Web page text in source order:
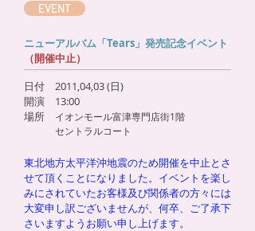
EVENT
ニューアルバム「Tears」発売記念イベント
（開催中止）
日付 2011,04,03 (日)
開演 13:00
場所
イオンモール富津専門店街1階
セントラルコート
東北地方太平洋沖地震のため開催を中止とさ
せて頂くことになりました。イベントを楽し
みにされていたお客様及び関係者の方々には
大変申し訳ございませんが、何卒、ご了承下
さいますようお願い申し上げます。